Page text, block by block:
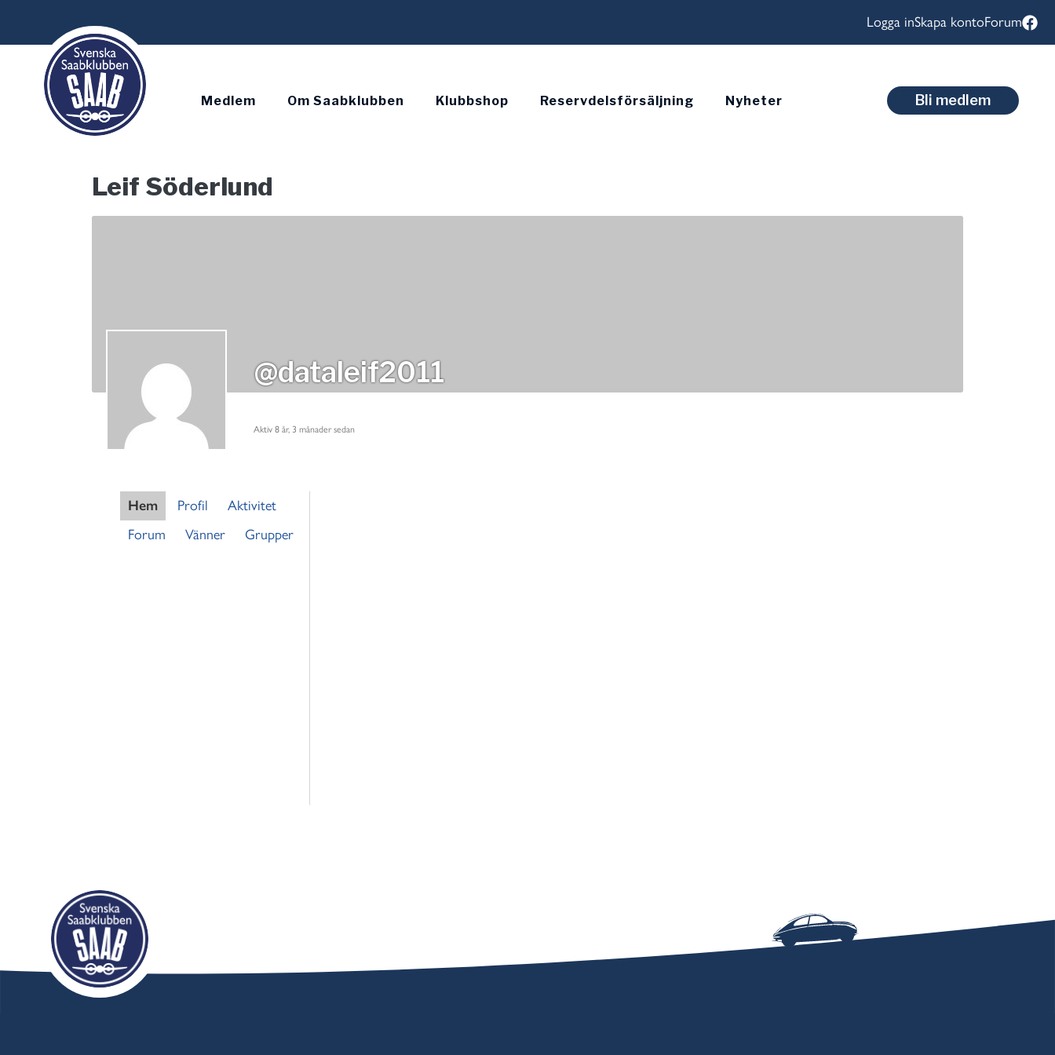
Logga inSkapa kontoForum
Medlem Om Saabklubben Klubbshop Reservdelsförsäljning Nyheter Bli medlem
Leif Söderlund
@dataleif2011
Aktiv 8 år, 3 månader sedan
Hem Profil
Aktivitet
Forum
Vänner Grupper